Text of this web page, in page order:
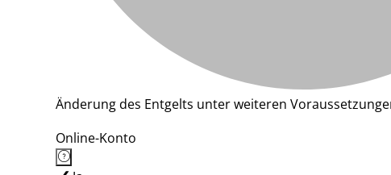
Änderung des Entgelts unter weiteren
Online-Konto